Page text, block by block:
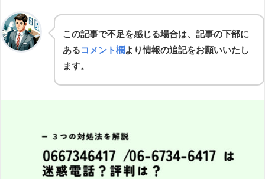
この記事で不足を感じる場合は、記事の下部に
あるコメント欄より情報の追記をお願いいたし
ます。